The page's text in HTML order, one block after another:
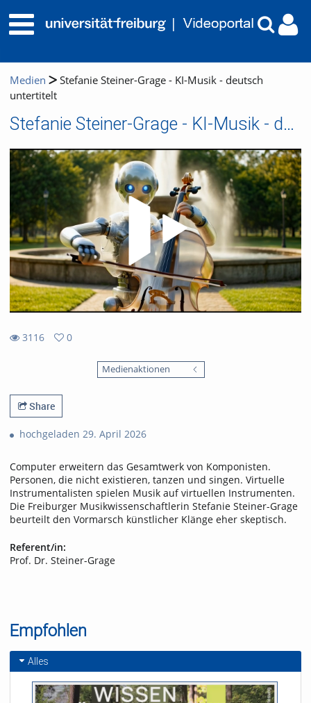
Medien
Stefanie Steiner-Grage - KI-Musik - deutsch
untertitelt
Stefanie Steiner-Grage - KI-Musik - deutsch untertitelt
3116
0
Medienaktionen
Share
hochgeladen 29. April 2026
Computer erweitern das Gesamtwerk von Komponisten.
Personen, die nicht existieren, tanzen und singen. Virtuelle
Instrumentalisten spielen Musik auf virtuellen Instrumenten.
Die Freiburger Musikwissenschaftlerin Stefanie Steiner-Grage
beurteilt den Vormarsch künstlicher Klänge eher skeptisch.
Referent/in:
Prof. Dr. Steiner-Grage
Empfohlen
Alles